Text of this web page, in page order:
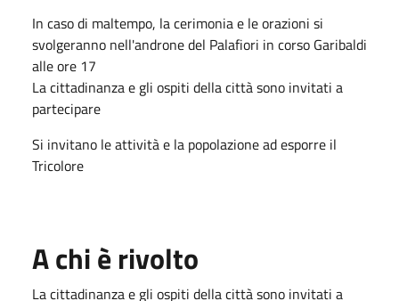
In caso di maltempo, la cerimonia e le orazioni si
svolgeranno nell'androne del Palafiori in corso Garibaldi
alle ore 17
La cittadinanza e gli ospiti della città sono invitati a
partecipare
Si invitano le attività e la popolazione ad esporre il
Tricolore
A chi è rivolto
La cittadinanza e gli ospiti della città sono invitati a